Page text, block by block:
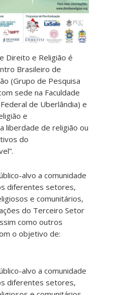
Direito e Religião é
Brasileiro de
(Grupo de Pesquisa
sede na Faculdade
de Uberlândia) e
e
liberdade de religião ou
do
alvo a comunidade
diferentes setores,
e comunitários,
do Terceiro Setor
como outros
o objetivo de:
alvo a comunidade
diferentes setores,